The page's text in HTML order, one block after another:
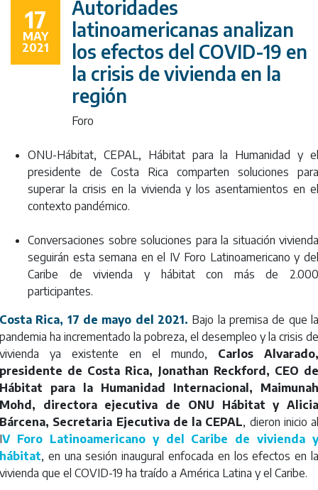
crisis de vivienda
en la región
17
MAY
2021
Autoridades
latinoamericanas analizan
los efectos del COVID-19 en
la crisis de vivienda en la
región
Foro
ONU-Hábitat, CEPAL, Hábitat para la Humanidad y el
presidente de Costa Rica comparten soluciones para
superar la crisis en la vivienda y los asentamientos en el
contexto pandémico.
Conversaciones sobre soluciones para la situación vivienda
seguirán esta semana en el IV Foro Latinoamericano y del
Caribe de vivienda y hábitat con más de 2.000
participantes.
Costa Rica, 17 de mayo del 2021. Bajo la premisa de que la
pandemia ha incrementado la pobreza, el desempleo y la crisis de
vivienda ya existente en el mundo, Carlos Alvarado,
presidente de Costa Rica, Jonathan Reckford, CEO de
Hábitat para la Humanidad Internacional, Maimunah
Mohd, directora ejecutiva de ONU Hábitat y Alicia
Bárcena, Secretaria Ejecutiva de la CEPAL, dieron inicio al
IV Foro Latinoamericano y del Caribe de vivienda y
hábitat, en una sesión inaugural enfocada en los efectos en la
vivienda que el COVID-19 ha traído a América Latina y el Caribe.